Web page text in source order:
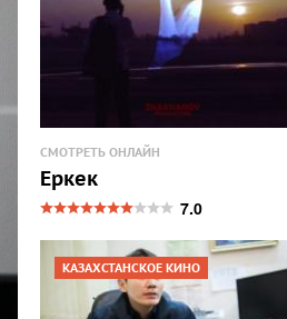
СМОТРЕТЬ ОНЛАЙН
Еркек
7.0
КАЗАХСТАНСКОЕ КИНО